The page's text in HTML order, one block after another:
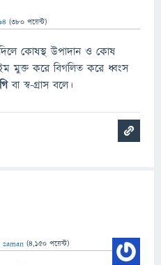
(380 পয়েন্ট)
কোষস্থ উপাদান ও কোষ
মুক্ত করে বিগলিত করে ধ্বংস
বা স্ব-গ্রাস বলে।
zaman (4,150 পয়েন্ট)